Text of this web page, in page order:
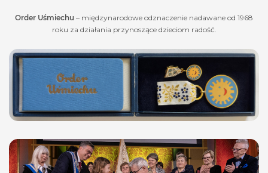
Order Uśmiechu – międzynarodowe odznaczenie nadawane od 1968
roku za działania przynoszące dzieciom radość.